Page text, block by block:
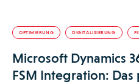
OPTIMIERUNG DIGITALISIERUNG
Microsoft Dynamics
FSM Integration: